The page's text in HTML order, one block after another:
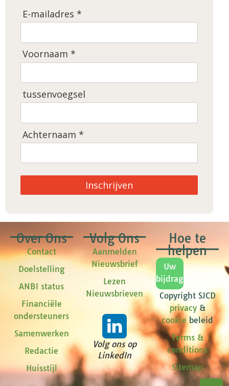
E-mailadres *
Voornaam *
tussenvoegsel
Achternaam *
Inschrijven
Over Ons
Contact
Doelstelling
ANBI status
Financiële
ondersteuners
Samenwerken
Redactie
Huisstijl
Volg Ons
Aanmelden
Nieuwsbrief
Lezen
Nieuwsbrieven
Volg ons op
LinkedIn
Hoe te
helpen
Uw
bijdrage
Copyright SJCD
privacy&
cookiebeleid
Terms &
conditions
Sitemap